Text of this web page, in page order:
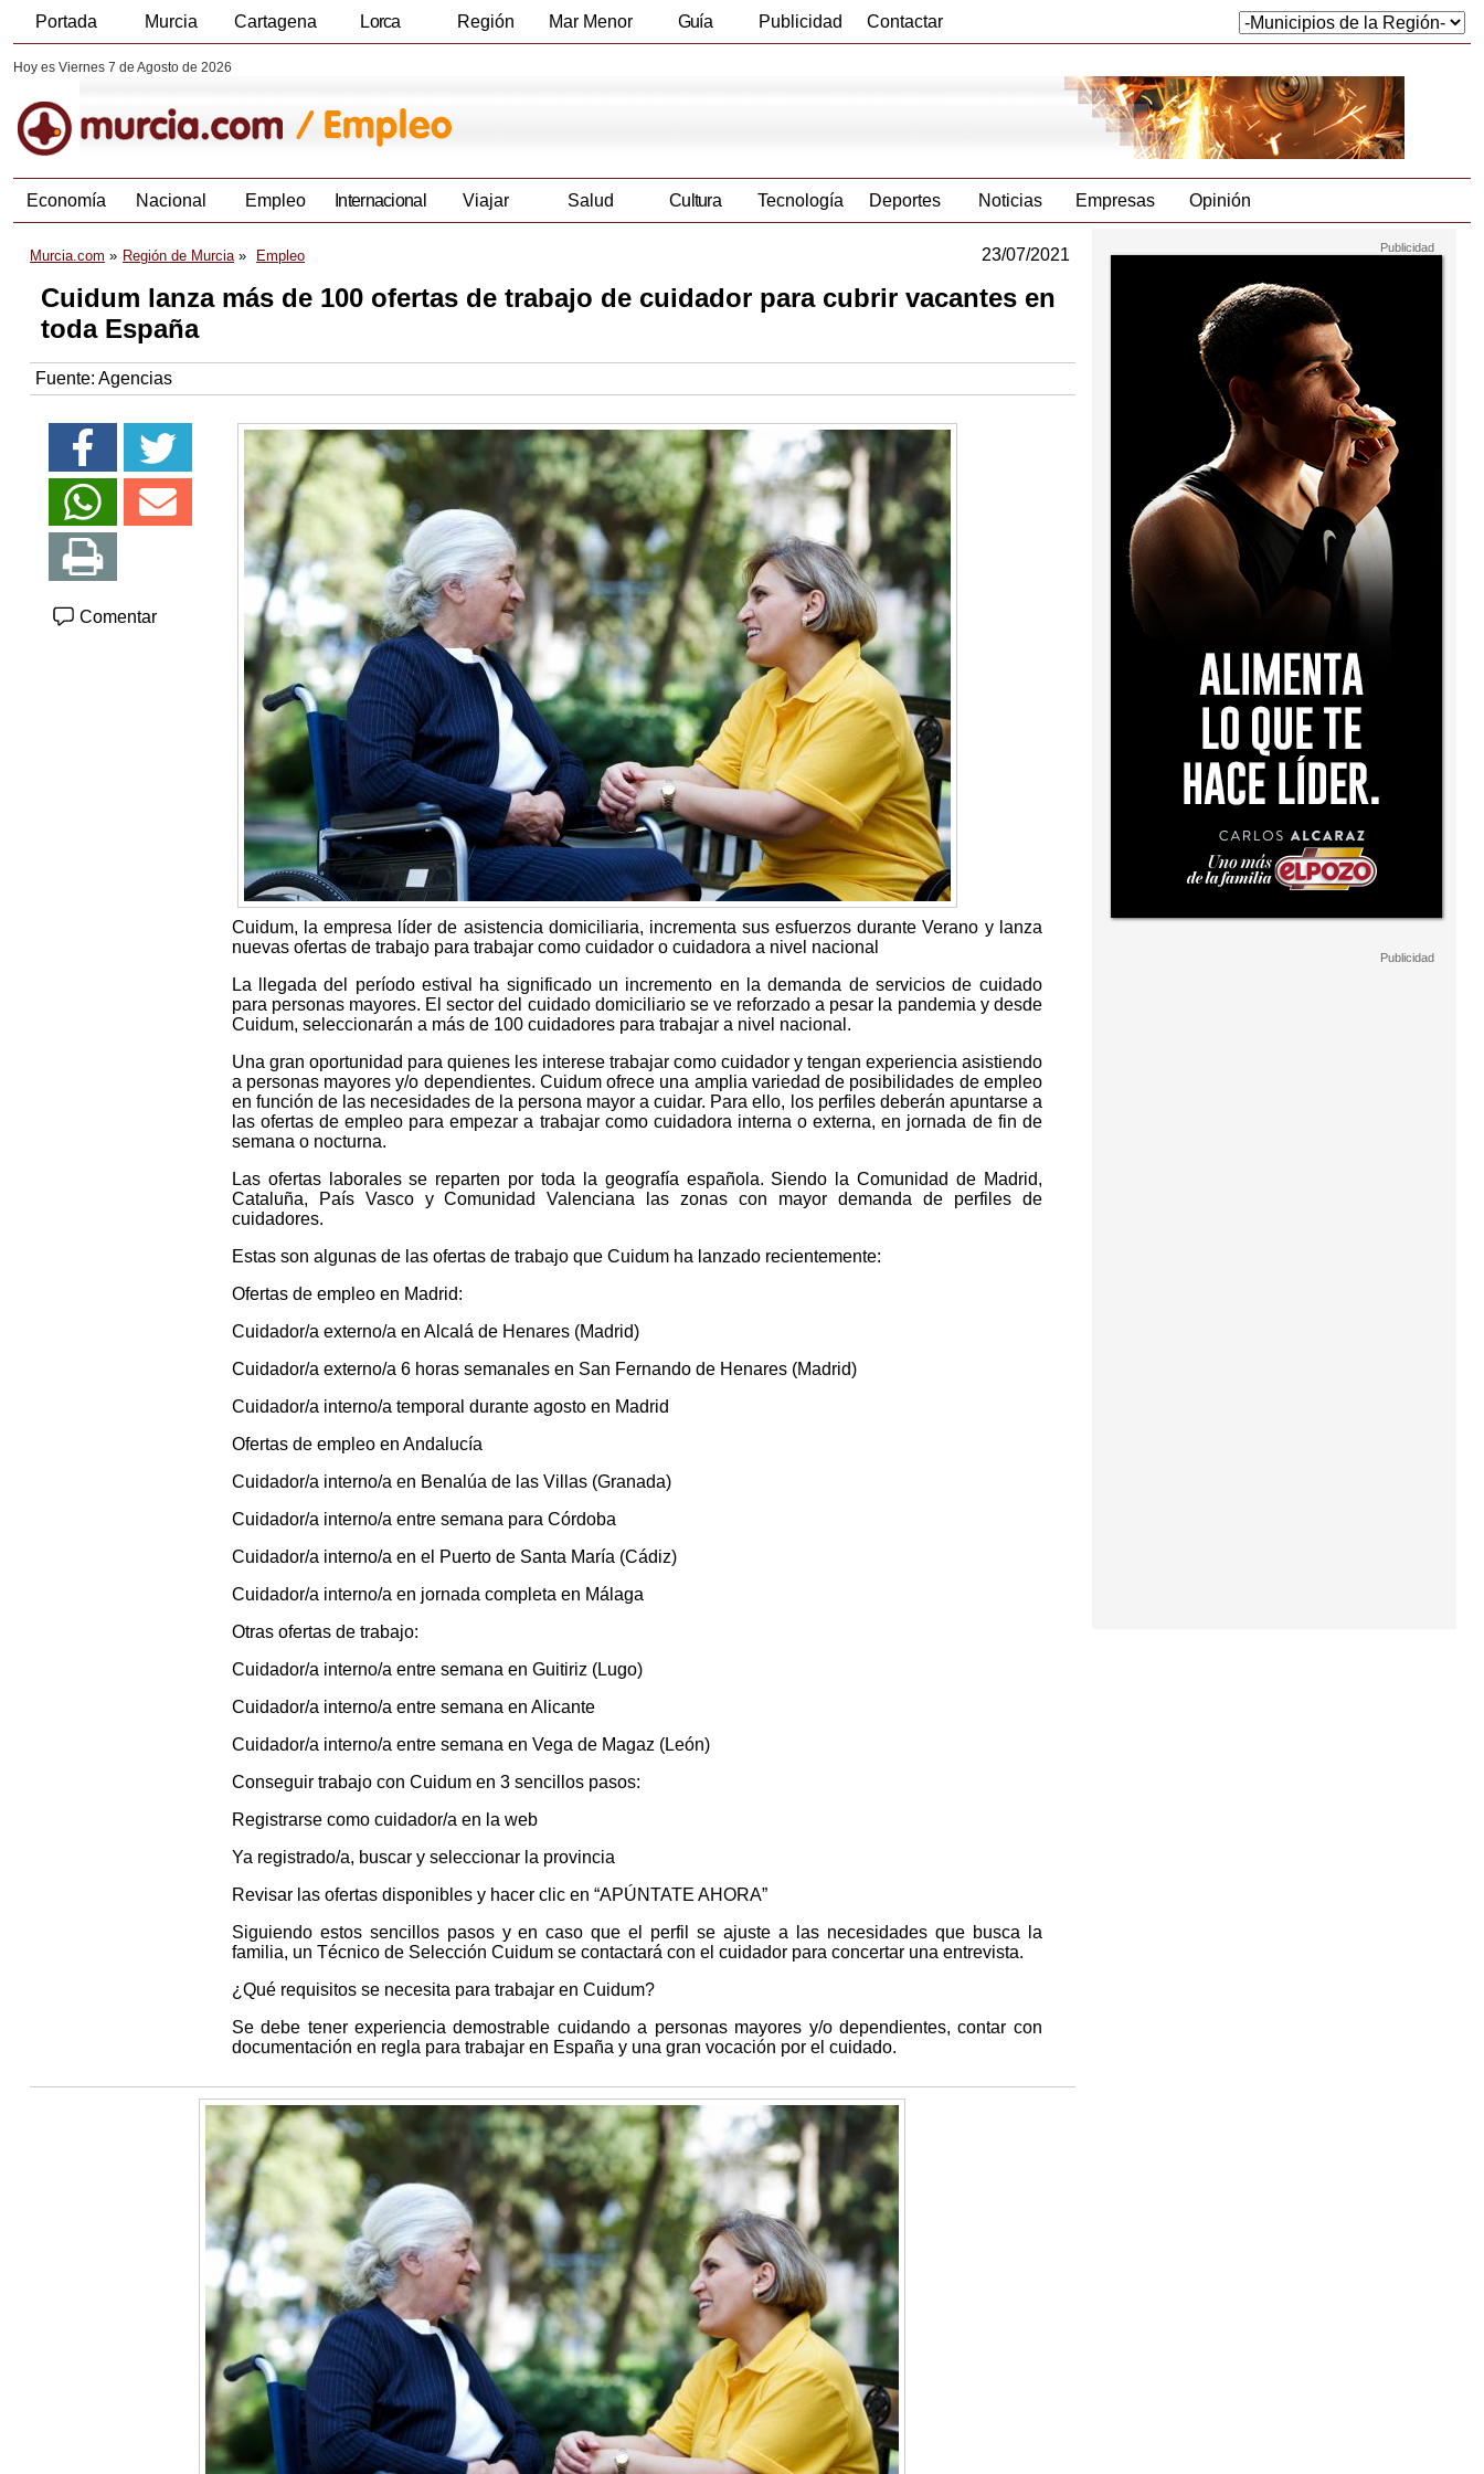
Portada Murcia Cartagena Lorca Región Mar Menor Guía Publicidad Contactar
Hoy es Viernes 7 de Agosto de 2026
Economía Nacional Empleo Internacional Viajar Salud Cultura Tecnología Deportes Noticias Empresas Opinión
Murcia.com Región de Murcia Empleo 23/07/2021
Cuidum lanza más de 100 ofertas de trabajo de cuidador para cubrir vacantes en
toda España
Fuente: Agencias
Comentar
Cuidum, la empresa líder de asistencia domiciliaria, incrementa sus esfuerzos durante Verano y lanza
nuevas ofertas de trabajo para trabajar como cuidador o cuidadora a nivel nacional
La llegada del período estival ha significado un incremento en la demanda de servicios de cuidado
para personas mayores. El sector del cuidado domiciliario se ve reforzado a pesar la pandemia y desde
Cuidum, seleccionarán a más de 100 cuidadores para trabajar a nivel nacional.
Una gran oportunidad para quienes les interese trabajar como cuidador y tengan experiencia asistiendo
a personas mayores y/o dependientes. Cuidum ofrece una amplia variedad de posibilidades de empleo
en función de las necesidades de la persona mayor a cuidar. Para ello, los perfiles deberán apuntarse a
las ofertas de empleo para empezar a trabajar como cuidadora interna o externa, en jornada de fin de
semana o nocturna.
Las ofertas laborales se reparten por toda la geografía española. Siendo la Comunidad de Madrid,
Cataluña, País Vasco y Comunidad Valenciana las zonas con mayor demanda de perfiles de
cuidadores.
Estas son algunas de las ofertas de trabajo que Cuidum ha lanzado recientemente:
Ofertas de empleo en Madrid:
Cuidador/a externo/a en Alcalá de Henares (Madrid)
Cuidador/a externo/a 6 horas semanales en San Fernando de Henares (Madrid)
Cuidador/a interno/a temporal durante agosto en Madrid
Ofertas de empleo en Andalucía
Cuidador/a interno/a en Benalúa de las Villas (Granada)
Cuidador/a interno/a entre semana para Córdoba
Cuidador/a interno/a en el Puerto de Santa María (Cádiz)
Cuidador/a interno/a en jornada completa en Málaga
Otras ofertas de trabajo:
Cuidador/a interno/a entre semana en Guitiriz (Lugo)
Cuidador/a interno/a entre semana en Alicante
Cuidador/a interno/a entre semana en Vega de Magaz (León)
Conseguir trabajo con Cuidum en 3 sencillos pasos:
Registrarse como cuidador/a en la web
Ya registrado/a, buscar y seleccionar la provincia
Revisar las ofertas disponibles y hacer clic en “APÚNTATE AHORA”
Siguiendo estos sencillos pasos y en caso que el perfil se ajuste a las necesidades que busca la
familia, un Técnico de Selección Cuidum se contactará con el cuidador para concertar una entrevista.
¿Qué requisitos se necesita para trabajar en Cuidum?
Se debe tener experiencia demostrable cuidando a personas mayores y/o dependientes, contar con
documentación en regla para trabajar en España y una gran vocación por el cuidado.